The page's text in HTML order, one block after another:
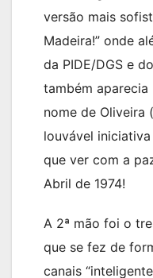
versão mais
Madeira!” onde
da PIDE/DGS e
também
nome de Oliveira
louvável
que ver com a
Abril de 1974!
A 2ª mão foi o
que se fez de
canais